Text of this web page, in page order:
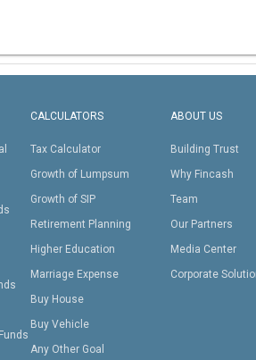
CALCULATORS
Tax Calculator
Growth of Lumpsum
Growth of SIP
Retirement Planning
Higher Education
Marriage Expense
Buy House
Buy Vehicle
Any Other Goal
ABOUT US
Building Trust
Why Fincash
Team
Our Partners
Media Center
Corporate